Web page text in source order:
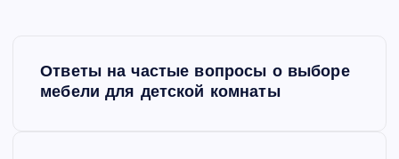
Ответы на частые вопросы о выборе
мебели для детской комнаты